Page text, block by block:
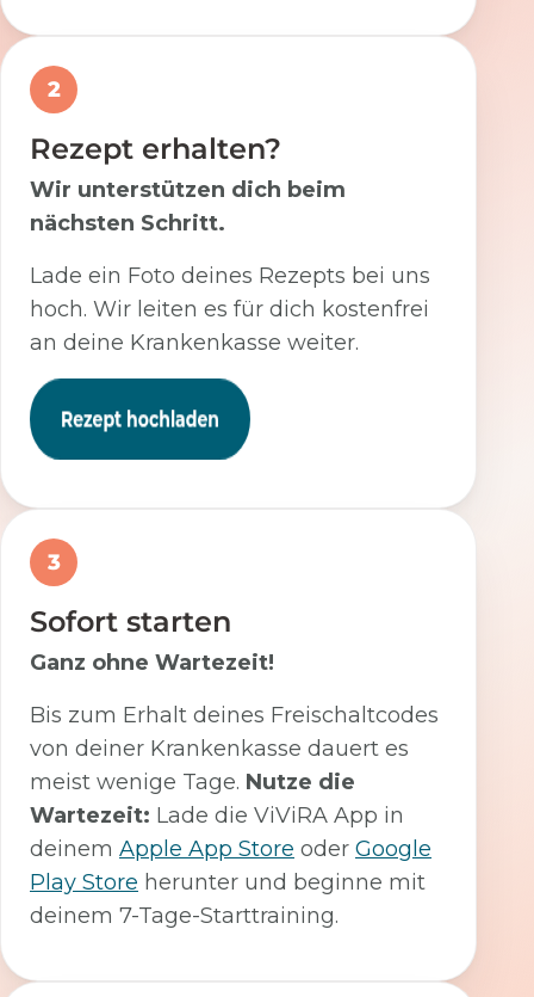
2
Rezept erhalten?
Wir unterstützen dich beim
nächsten Schritt.
Lade ein Foto deines Rezepts bei uns
hoch. Wir leiten es für dich kostenfrei
an deine Krankenkasse weiter.
3
Sofort starten
Ganz ohne Wartezeit!
Bis zum Erhalt deines Freischaltcodes
von deiner Krankenkasse dauert es
meist wenige Tage. Nutze die
Wartezeit: Lade die ViViRA App in
deinem Apple App Store oder Google
Play Store herunter und beginne mit
deinem 7-Tage-Starttraining.